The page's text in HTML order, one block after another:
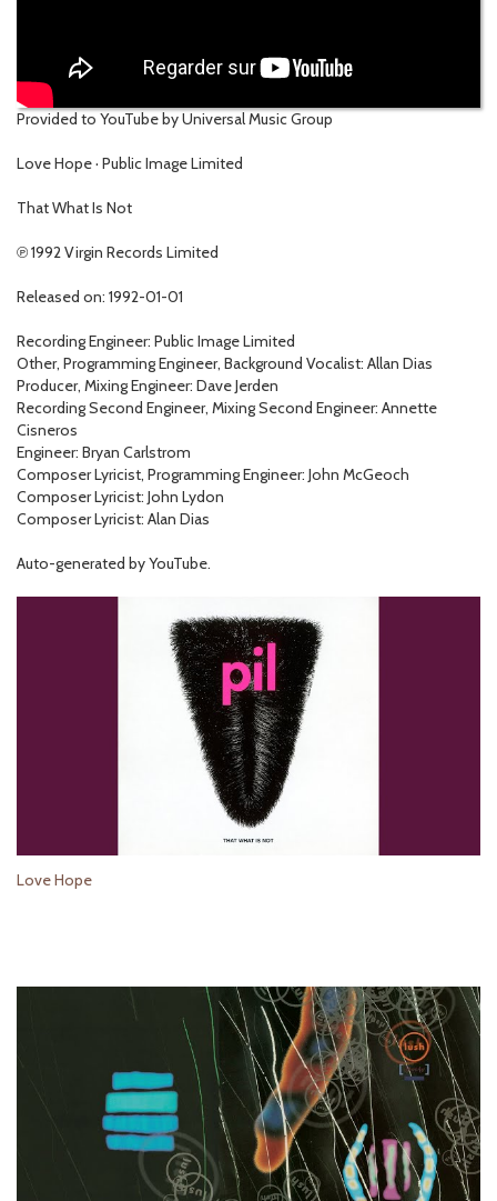
Provided to YouTube by Universal Music Group
Love Hope · Public Image Limited
That What Is Not
℗ 1992 Virgin Records Limited
Released on: 1992-01-01
Recording Engineer: Public Image Limited
Other, Programming Engineer, Background Vocalist: Allan Dias
Producer, Mixing Engineer: Dave Jerden
Recording Second Engineer, Mixing Second Engineer: Annette
Cisneros
Engineer: Bryan Carlstrom
Composer Lyricist, Programming Engineer: John McGeoch
Composer Lyricist: John Lydon
Composer Lyricist: Alan Dias
Auto-generated by YouTube.
Love Hope